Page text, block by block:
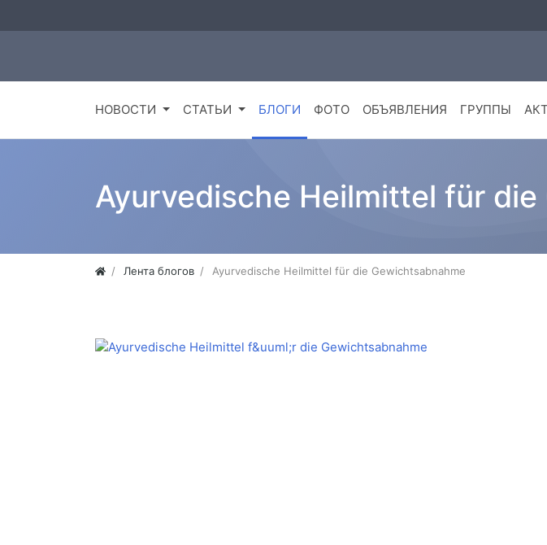
НОВОСТИ СТАТЬИ БЛОГИ ФОТО ОБЪЯВЛЕНИЯ ГРУППЫ
Ayurvedische Heilmittel für
Лента блогов Ayurvedische Heilmittel für die Gewichtsabnahme